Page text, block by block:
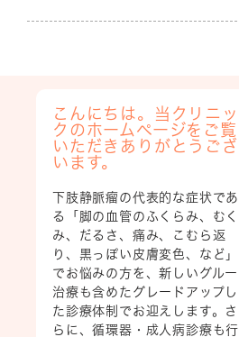
こんにちは。当クリニッ
クのホームページをご覧
いただきありがとうござ
います。
下肢静脈瘤の代表的な症状であ
る「脚の血管のふくらみ、むく
み、だるさ、痛み、こむら返
り、黒っぽい皮膚変色、など」
でお悩みの方を、新しいグルー
治療も含めたグレードアップし
た診療体制でお迎えします。さ
らに、循環器・成人病診療も行